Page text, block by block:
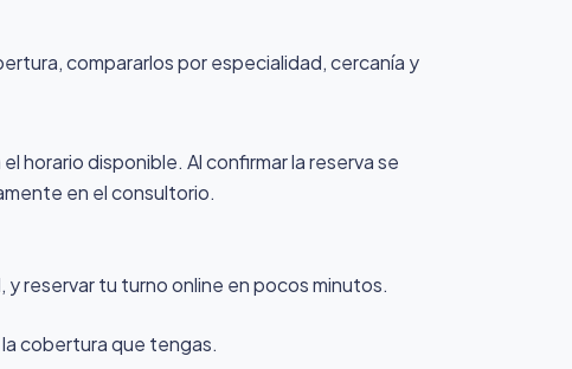
compararlos por especialidad, cercanía y
horario disponible. Al confirmar la reserva se
en el consultorio.
reservar tu turno online en pocos minutos.
cobertura que tengas.